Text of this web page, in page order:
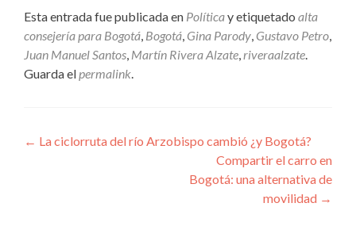
Esta entrada fue publicada en Políticay etiquetado alta
consejería para Bogotá, Bogotá, Gina Parody, Gustavo Petro,
Juan Manuel Santos, Martín Rivera Alzate,riveraalzate.
Guarda elpermalink.
Navegación
← La ciclorruta del río Arzobispo cambió ¿y Bogotá?
Compartir el carro en
Bogotá: una alternativa de
movilidad →